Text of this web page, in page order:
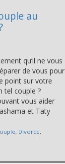
au
qu’il ne vous
de vous pour
point sur votre
tel couple ?
vous aider
et Taty
, Divorce,